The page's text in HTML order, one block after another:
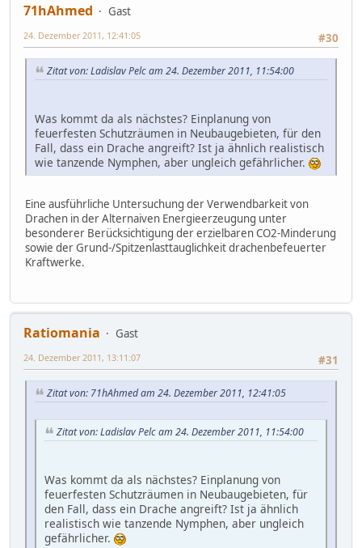
71hAhmed
Gast
#30
24. Dezember 2011, 12:41:05
Zitat von: Ladislav Pelc am 24. Dezember 2011, 11:54:00
Was kommt da als nächstes? Einplanung von
feuerfesten Schutzräumen in Neubaugebieten, für den
Fall, dass ein Drache angreift? Ist ja ähnlich realistisch
wie tanzende Nymphen, aber ungleich gefährlicher.
Eine ausführliche Untersuchung der Verwendbarkeit von
Drachen in der Alternaiven Energieerzeugung unter
besonderer Berücksichtigung der erzielbaren CO2-Minderung
sowie der Grund-/Spitzenlasttauglichkeit drachenbefeuerter
Kraftwerke.
Ratiomania
Gast
#31
24. Dezember 2011, 13:11:07
Zitat von: 71hAhmed am 24. Dezember 2011, 12:41:05
Zitat von: Ladislav Pelc am 24. Dezember 2011, 11:54:00
Was kommt da als nächstes? Einplanung von
feuerfesten Schutzräumen in Neubaugebieten, für
den Fall, dass ein Drache angreift? Ist ja ähnlich
realistisch wie tanzende Nymphen, aber ungleich
gefährlicher.